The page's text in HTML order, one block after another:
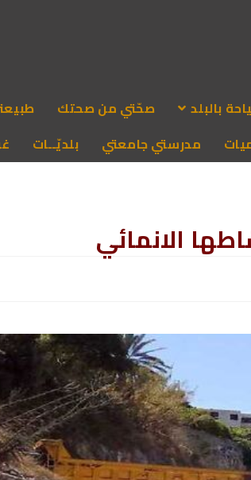
بالبلد صحّتي من صحتك
مدرستي جامعتي بلديّــات
الانمائي